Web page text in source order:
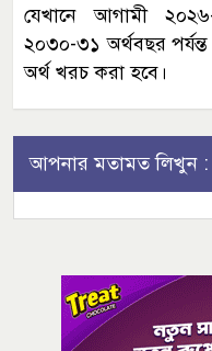
যেখানে আগামী
২০৩০-৩১ অর্থবছর
অর্থ খরচ করা হবে।
আপনার মতামত লিখুন :